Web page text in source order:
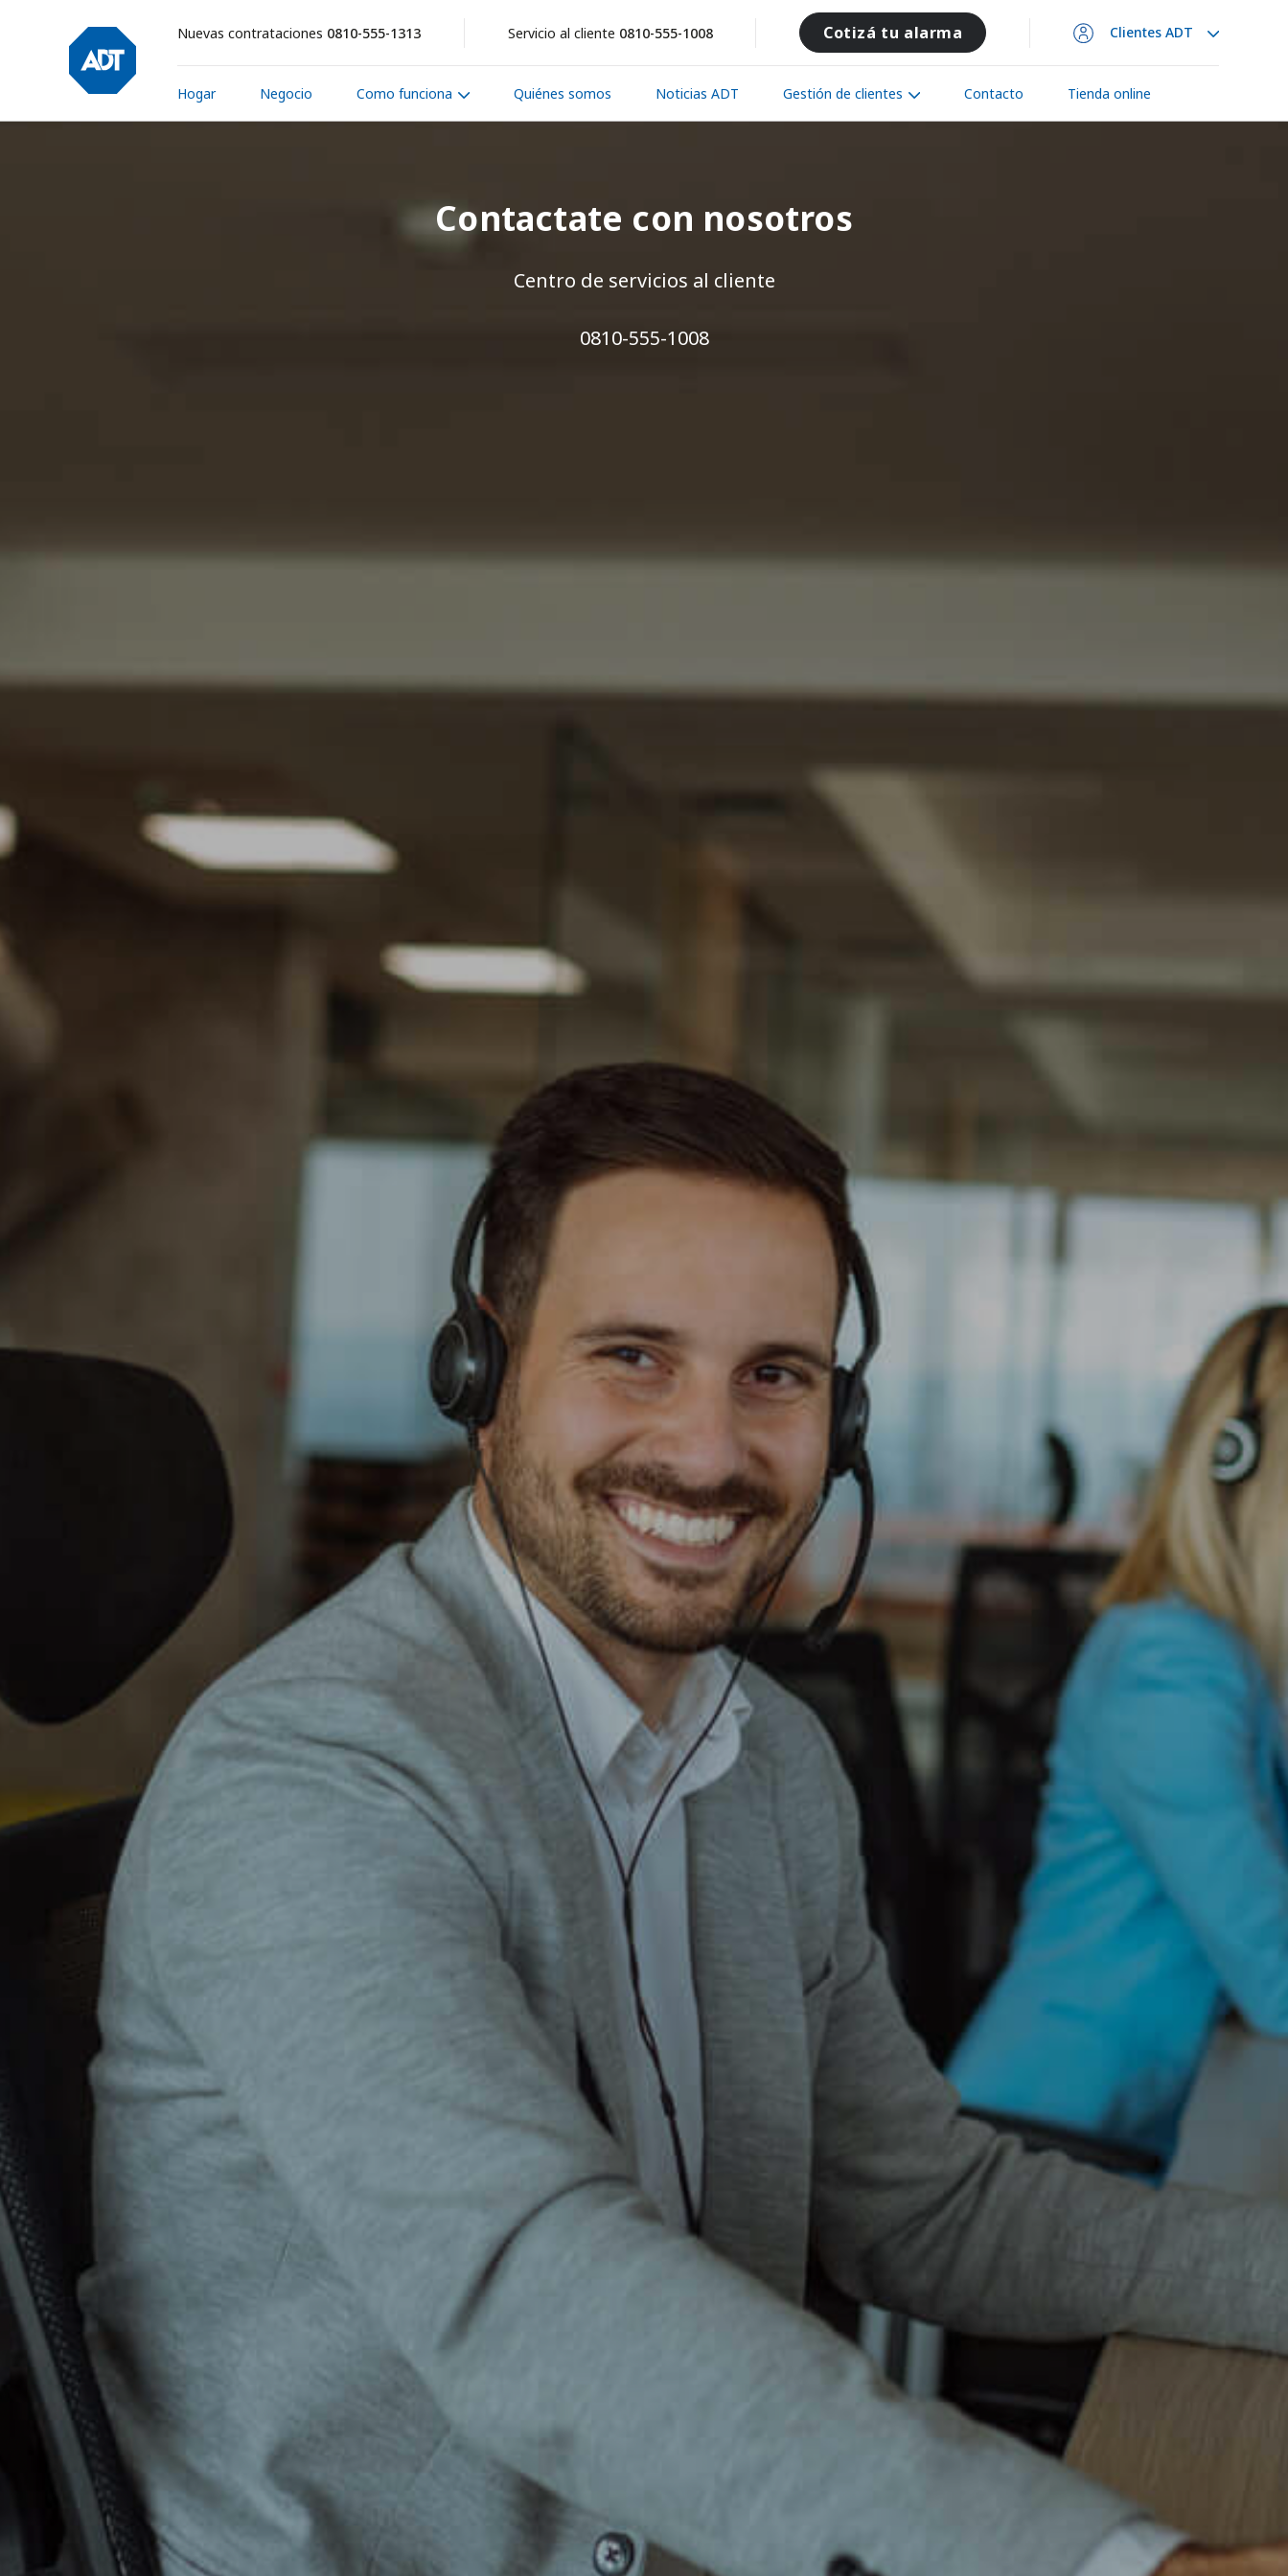
Nuevas contrataciones 0810-555-1313 Servicio al cliente 0810-555-1008 Cotizá tu alarma Clientes ADT
Hogar Negocio Como funciona Quiénes somos Noticias ADT Gestión de clientes Contacto Tienda online
Contactate con nosotros
Centro de servicios al cliente
0810-555-1008